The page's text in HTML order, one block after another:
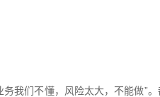
我们不懂，风险太大，不能做”